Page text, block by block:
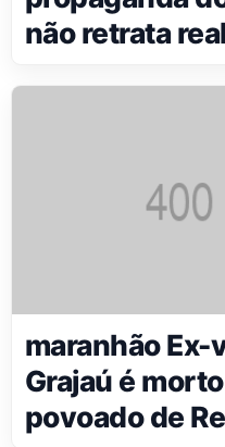
não retrata
maranhão Ex-
Grajaú é
povoado de